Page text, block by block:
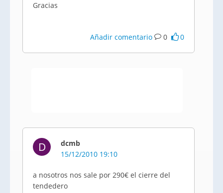
Gracias
Añadir comentario 0 0
D
dcmb
15/12/2010 19:10
a nosotros nos sale por 290€ el cierre del
tendedero